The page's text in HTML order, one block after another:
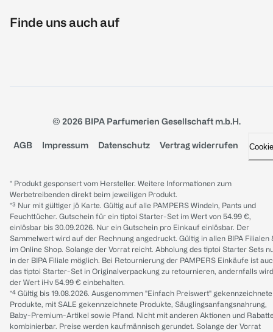
Finde uns auch auf
© 2026 BIPA Parfumerien Gesellschaft m.b.H.
AGB Impressum Datenschutz Vertrag widerrufen
* Produkt gesponsert vom Hersteller. Weitere Informationen zum
Werbetreibenden direkt beim jeweiligen Produkt.
*³ Nur mit gültiger jö Karte. Gültig auf alle PAMPERS Windeln, Pants und
Feuchttücher. Gutschein für ein tiptoi Starter-Set im Wert von 54.99 €,
einlösbar bis 30.09.2026. Nur ein Gutschein pro Einkauf einlösbar. Der
Sammelwert wird auf der Rechnung angedruckt. Gültig in allen BIPA Filialen
im Online Shop. Solange der Vorrat reicht. Abholung des tiptoi Starter Sets
in der BIPA Filiale möglich. Bei Retournierung der PAMPERS Einkäufe ist
das tiptoi Starter-Set in Originalverpackung zu retournieren, andernfalls wird
der Wert iHv 54.99 € einbehalten.
*⁴ Gültig bis 19.08.2026. Ausgenommen "Einfach Preiswert" gekennzeichnete
Produkte, mit SALE gekennzeichnete Produkte, Säuglingsanfangsnahrung,
Baby-Premium-Artikel sowie Pfand. Nicht mit anderen Aktionen und
kombinierbar. Preise werden kaufmännisch gerundet. Solange der Vorrat